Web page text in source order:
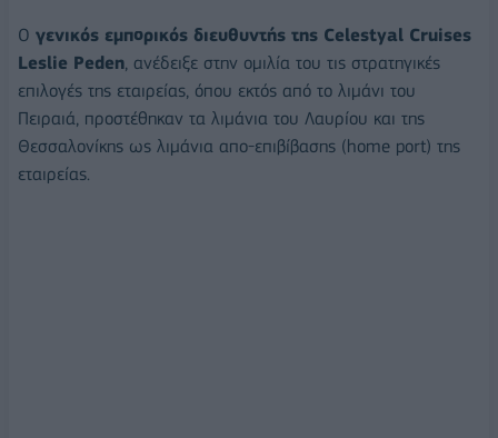
Ο γενικός εμπορικός διευθυντής της Celestyal Cruises
Leslie Peden , ανέδειξε στην ομιλία του τις στρατηγικές
επιλογές της εταιρείας, όπου εκτός από το λιμάνι του
Πειραιά, προστέθηκαν τα λιμάνια του Λαυρίου και της
Θεσσαλονίκης ως λιμάνια απο-επιβίβασης (home port) της
εταιρείας.